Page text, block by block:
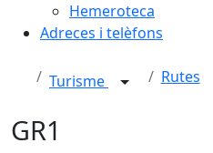
Hemeroteca
Adreces i telèfons
Turisme Rutes
GR1